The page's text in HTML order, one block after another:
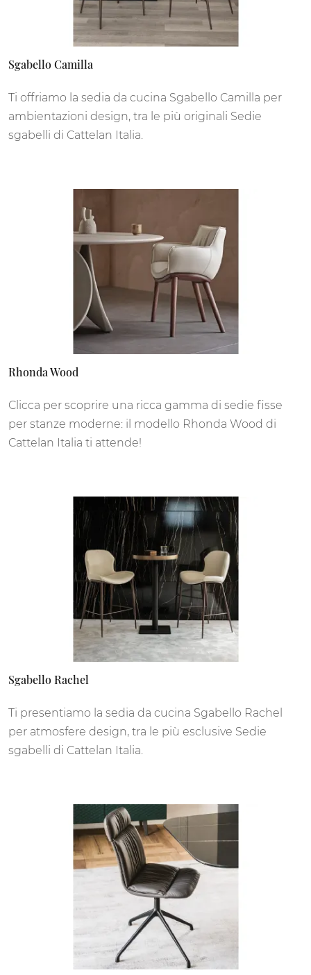
Sgabello Camilla
Ti offriamo la sedia da cucina Sgabello Camilla per
ambientazioni design, tra le più originali Sedie
sgabelli di Cattelan Italia.
Rhonda Wood
Clicca per scoprire una ricca gamma di sedie fisse
per stanze moderne: il modello Rhonda Wood di
Cattelan Italia ti attende!
Sgabello Rachel
Ti presentiamo la sedia da cucina Sgabello Rachel
per atmosfere design, tra le più esclusive Sedie
sgabelli di Cattelan Italia.